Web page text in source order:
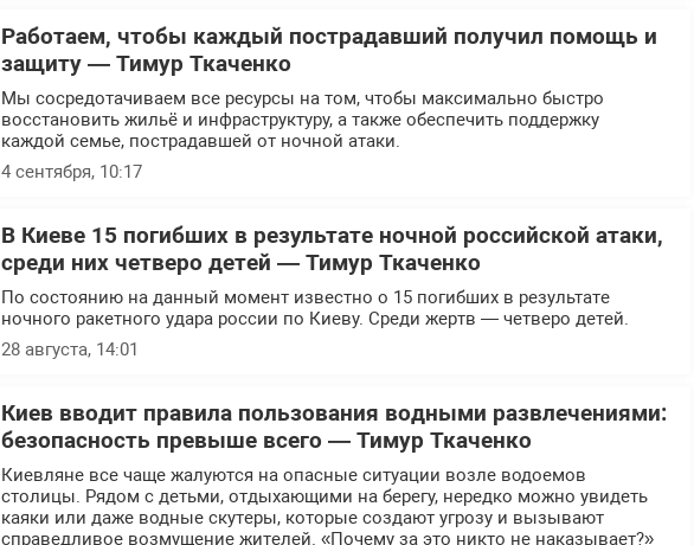
Работаем, чтобы каждый пострадавший получил помощь и
защиту — Тимур Ткаченко
Мы сосредотачиваем все ресурсы на том, чтобы максимально быстро
восстановить жильё и инфраструктуру, а также обеспечить поддержку
каждой семье, пострадавшей от ночной атаки.
4 сентября, 10:17
В Киеве 15 погибших в результате ночной российской атаки,
среди них четверо детей — Тимур Ткаченко
По состоянию на данный момент известно о 15 погибших в результате
ночного ракетного удара россии по Киеву. Среди жертв — четверо детей.
28 августа, 14:01
Киев вводит правила пользования водными развлечениями:
безопасность превыше всего — Тимур Ткаченко
Киевляне все чаще жалуются на опасные ситуации возле водоемов
столицы. Рядом с детьми, отдыхающими на берегу, нередко можно увидеть
каяки или даже водные скутеры, которые создают угрозу и вызывают
справедливое возмущение жителей. «Почему за это никто не наказывает?»